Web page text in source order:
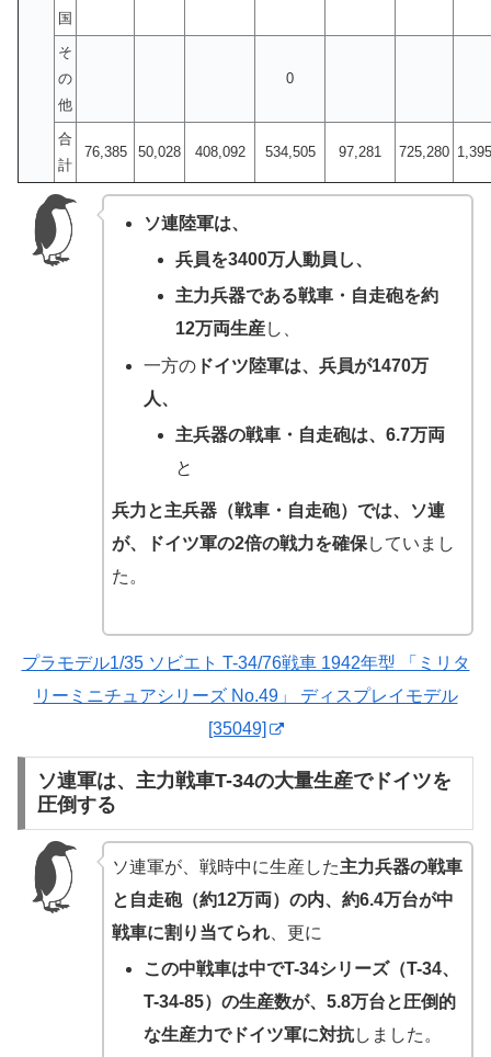
国
そ
の
他
0
合
計
76,385 50,028 408,092 534,505 97,281 725,280
ソ連陸軍は、
兵員を3400万人動員し、
主力兵器である戦車・自走砲を約
12万両生産し、
一方のドイツ陸軍は、兵員が1470万
人、
主兵器の戦車・自走砲は、6.7万両
と
兵力と主兵器（戦車・自走砲）では、ソ連
が、ドイツ軍の2倍の戦力を確保していまし
た。
プラモデル1/35 ソビエト T-34/76戦車 1942年型 「ミリタ
リーミニチュアシリーズ No.49」 ディスプレイモデル
[35049]
ソ連軍は、主力戦車T-34の大量生産でドイツを
圧倒する
ソ連軍が、戦時中に生産した主力兵器の戦車
と自走砲（約12万両）の内、約6.4万台が中
戦車に割り当てられ、更に
この中戦車は中でT-34シリーズ（T-34、
T-34-85）の生産数が、5.8万台と圧倒的
な生産力でドイツ軍に対抗しました。